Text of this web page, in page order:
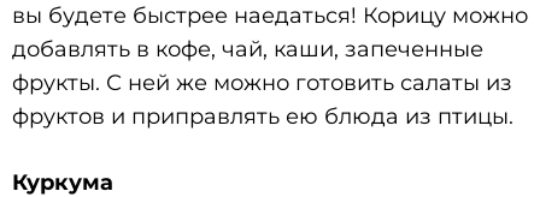
вы будете быстрее наедаться! Корицу можно
добавлять в кофе, чай, каши, запеченные
фрукты. С ней же можно готовить салаты из
фруктов и приправлять ею блюда из птицы.
Куркума